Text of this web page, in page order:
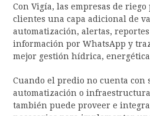
Con Vigía, las empresas de
clientes una capa adicional de
automatización, alertas, reportes
información por WhatsApp y
mejor gestión hídrica,
Cuando el predio no cuenta con
automatización o
también puede proveer e